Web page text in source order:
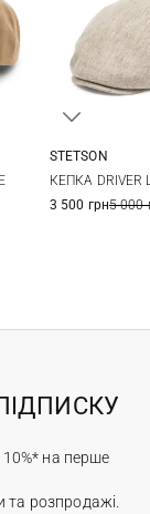
STETSON
КЕПКА DRIVER
3 500 грн5 000
на перше
розпродажі.